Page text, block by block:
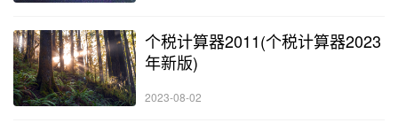
个税计算器2011(个税计算器2023
年新版)
2023-08-02